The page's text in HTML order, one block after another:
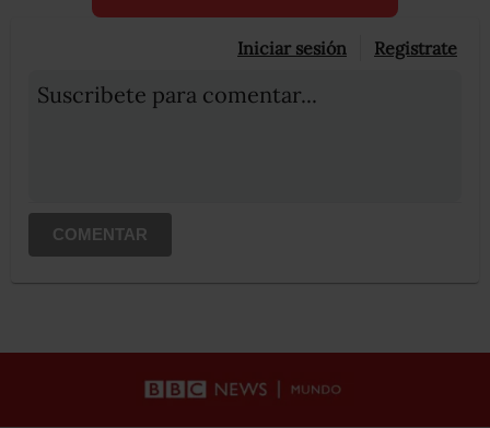
Iniciar sesión Registrate
Suscribete para comentar...
COMENTAR